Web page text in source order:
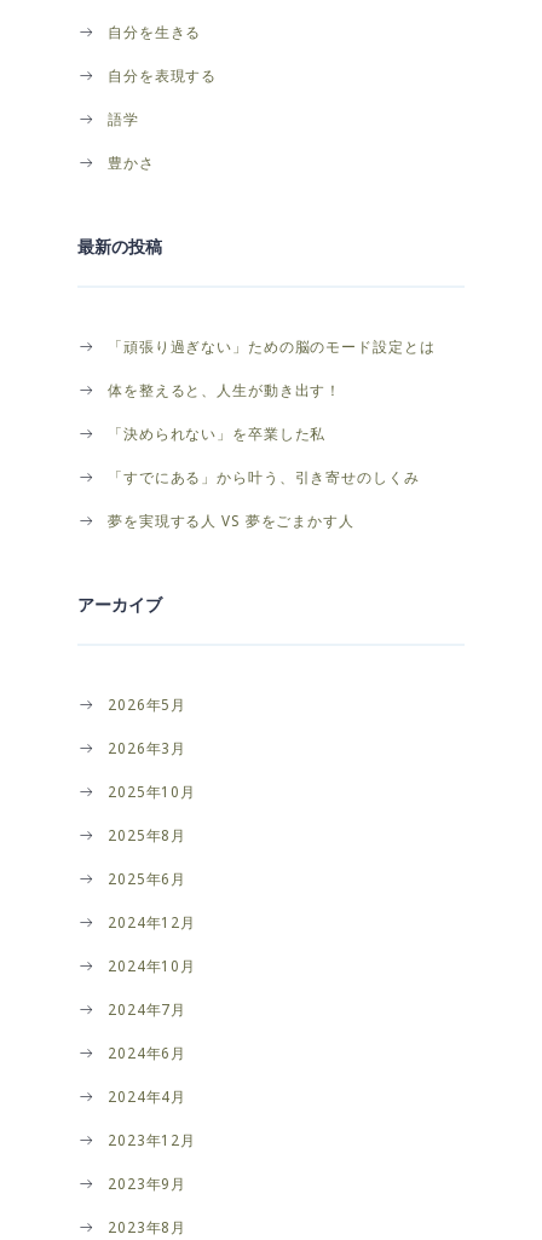
自分を生きる
自分を表現する
語学
豊かさ
最新の投稿
「頑張り過ぎない」ための脳のモード設定とは
体を整えると、人生が動き出す！
「決められない」を卒業した私
「すでにある」から叶う、引き寄せのしくみ
夢を実現する人 VS 夢をごまかす人
アーカイブ
2026年5月
2026年3月
2025年10月
2025年8月
2025年6月
2024年12月
2024年10月
2024年7月
2024年6月
2024年4月
2023年12月
2023年9月
2023年8月